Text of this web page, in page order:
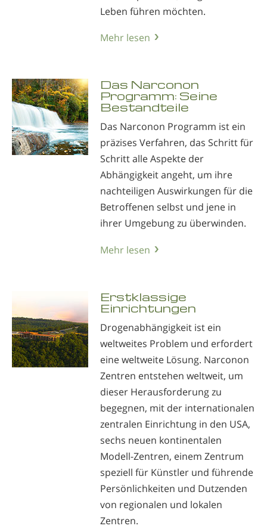
Leben führen möchten.
Mehr lesen
Das Narconon
Programm: Seine
Bestandteile
Das Narconon Programm ist ein
präzises Verfahren, das Schritt für
Schritt alle Aspekte der
Abhängigkeit angeht, um ihre
nachteiligen Auswirkungen für die
Betroffenen selbst und jene in
ihrer Umgebung zu überwinden.
Mehr lesen
Erstklassige
Einrichtungen
Drogenabhängigkeit ist ein
weltweites Problem und erfordert
eine weltweite Lösung. Narconon
Zentren entstehen weltweit, um
dieser Herausforderung zu
begegnen, mit der internationalen
zentralen Einrichtung in den USA,
sechs neuen kontinentalen
Modell-Zentren, einem Zentrum
speziell für Künstler und führende
Persönlichkeiten und Dutzenden
von regionalen und lokalen
Zentren.